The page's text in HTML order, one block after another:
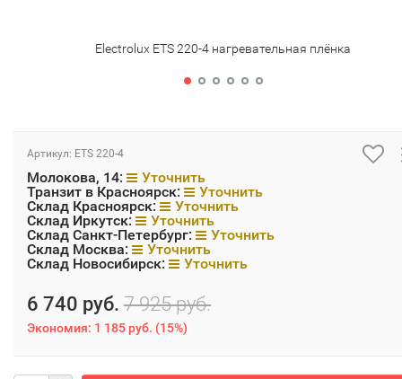
Electrolux ETS 220-4 нагревательная плёнка
Артикул: ETS 220-4
Молокова, 14:
Уточнить
Транзит в Красноярск:
Уточнить
Склад Красноярск:
Уточнить
Склад Иркутск:
Уточнить
Склад Санкт-Петербург:
Уточнить
Склад Москва:
Уточнить
Склад Новосибирск:
Уточнить
6 740 руб. 7 925 руб.
Экономия: 1 185 руб. (15%)